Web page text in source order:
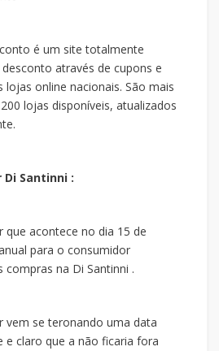
é um site totalmente
através de cupons e
lojas online nacionais. São mais
lojas disponíveis, atualizados
Di Santinni :
que acontece no dia 15 de
para o consumidor
compras na Di Santinni .
vem se teronando uma data
e claro que a não ficaria fora